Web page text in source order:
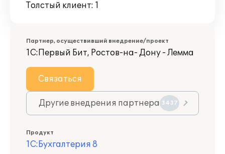
Толстый клиент: 1
Партнер, осуществивший внедрение/проект
1С:Первый Бит, Ростов-на- Дону - Лемма
Связаться
Другие внедрения партнера 3437
Продукт
1С:Бухгалтерия 8